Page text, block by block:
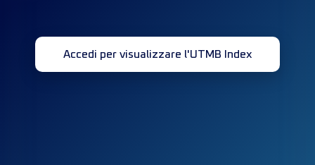
Accedi per visualizzare l'UTMB Index